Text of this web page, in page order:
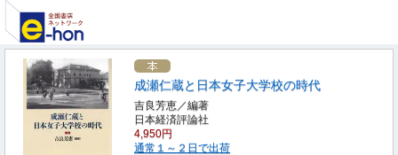
成瀬仁蔵と日本女子大学校の時代
吉良芳恵／編著
日本経済評論社
4,950円
通常１～２日で出荷